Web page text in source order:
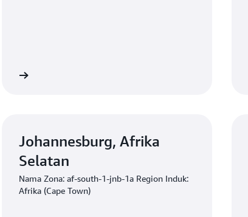
Johannesburg, Afrika
Selatan
Nama Zona: af-south-1-jnb-1a Region Induk:
Afrika (Cape Town)